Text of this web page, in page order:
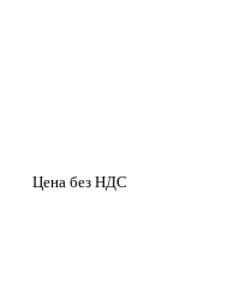
Цена без НДС